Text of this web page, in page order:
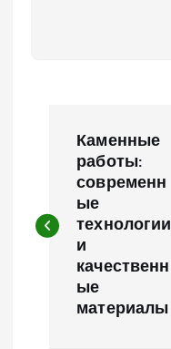
в
Каменные
работы:
современн
ые
технологии
и
качественн
ые
материалы